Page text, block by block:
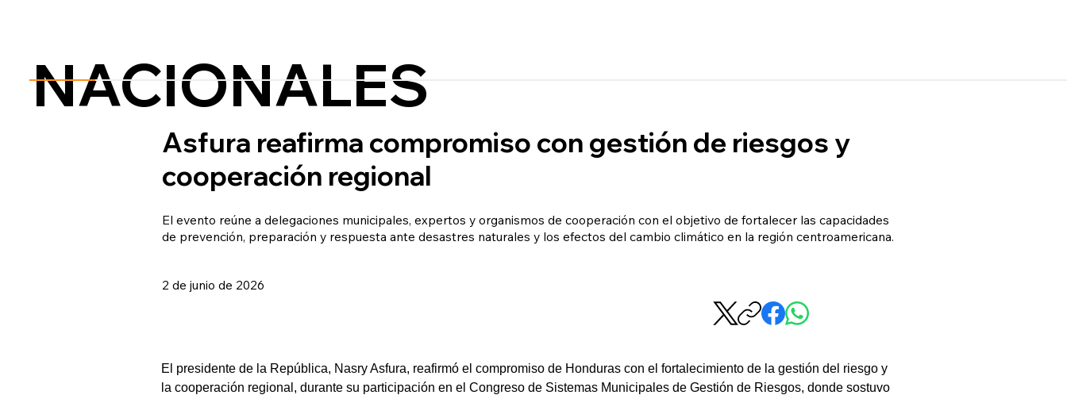
NACIONALES
Asfura reafirma compromiso con gestión de riesgos y
cooperación regional
El evento reúne a delegaciones municipales, expertos y organismos de cooperación con el objetivo de fortalecer las capacidades
de prevención, preparación y respuesta ante desastres naturales y los efectos del cambio climático en la región centroamericana.
2 de junio de 2026
El presidente de la República, Nasry Asfura, reafirmó el compromiso de Honduras con el fortalecimiento de la gestión del riesgo y
la cooperación regional, durante su participación en el Congreso de Sistemas Municipales de Gestión de Riesgos, donde sostuvo